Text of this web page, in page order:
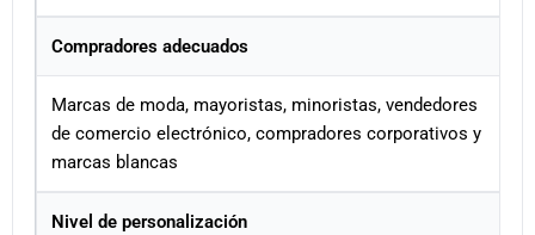
Compradores adecuados
Marcas de moda, mayoristas, minoristas, vendedores
de comercio electrónico, compradores corporativos y
marcas blancas
Nivel de personalización